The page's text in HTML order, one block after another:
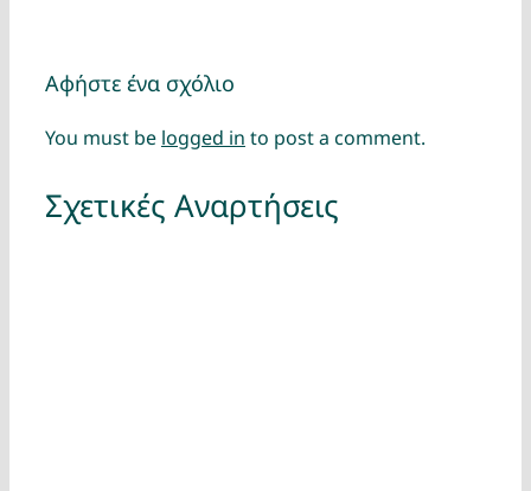
Αφήστε ένα σχόλιο
You must be logged in to post a comment.
Σχετικές Αναρτήσεις